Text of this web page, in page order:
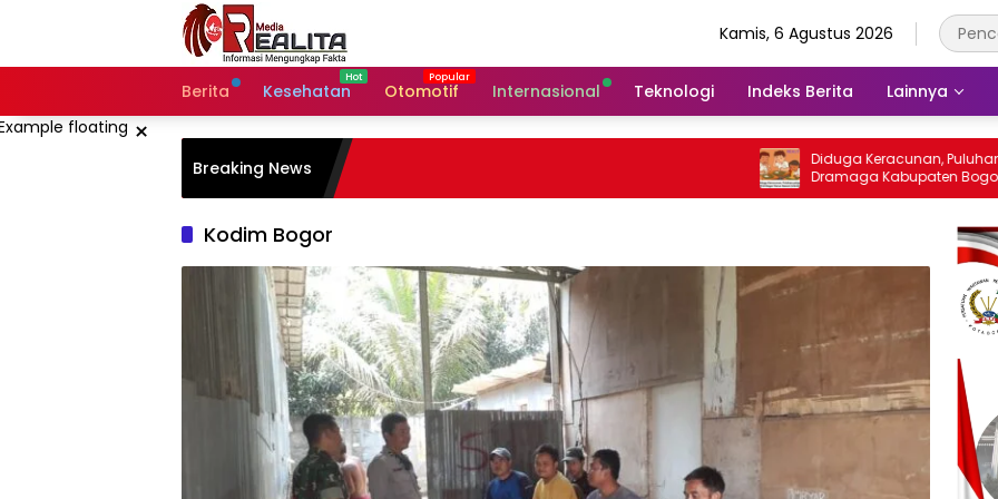
Kamis, 6 Agustus 2026
Berita Kesehatan Otomotif Internasional Teknologi Indeks Berita Lainnya
×
Breaking News
Diduga Keracunan, Puluhan Siswa SD di
Dramaga Kabupaten Bogor Dilarikan Ke
Puskesmas
Kodim Bogor